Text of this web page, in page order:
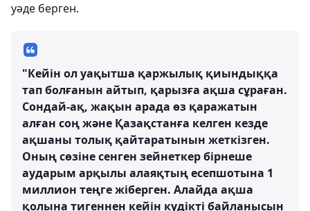
уәде берген.
"Кейін ол уақытша қаржылық қиындыққа
тап болғанын айтып, қарызға ақша сұраған.
Сондай-ақ, жақын арада өз қаражатын
алған соң және Қазақстанға келген кезде
ақшаны толық қайтаратынын жеткізген.
Оның сөзіне сенген зейнеткер бірнеше
аударым арқылы алаяқтың есепшотына 1
миллион теңге жіберген. Алайда ақша
қолына тигеннен кейін күдікті байланысын